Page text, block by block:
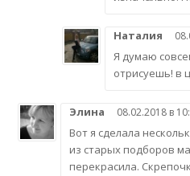
Наталия
Я думаю
отрисуешь! в
Элина 08.02.2018 в
Вот я сделала
из старых подборов
перекрасила.